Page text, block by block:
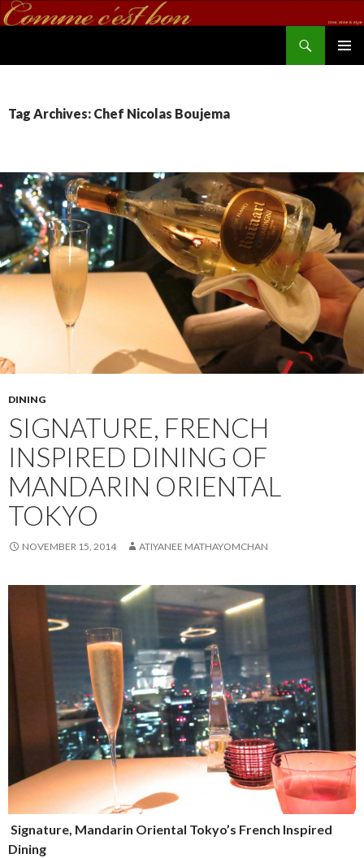
Tag Archives: Chef Nicolas Boujema
DINING
SIGNATURE, FRENCH
INSPIRED DINING OF
MANDARIN ORIENTAL
TOKYO
NOVEMBER 15, 2014 ATIYANEE MATHAYOMCHAN
Signature, Mandarin Oriental Tokyo’s French Inspired
Dining